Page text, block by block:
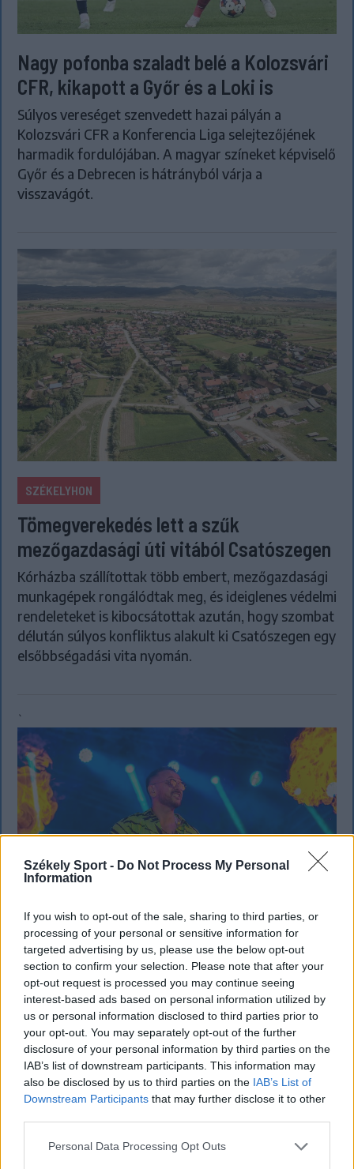
Székely Sport - Do Not Process My Personal
Information
If you wish to opt-out of the sale, sharing to third parties, or
processing of your personal or sensitive information for
targeted advertising by us, please use the below opt-out
section to confirm your selection. Please note that after your
opt-out request is processed you may continue seeing
interest-based ads based on personal information utilized by
us or personal information disclosed to third parties prior to
your opt-out. You may separately opt-out of the further
disclosure of your personal information by third parties on the
IAB’s list of downstream participants. This information may
also be disclosed by us to third parties on the IAB’s List of
Downstream Participants that may further disclose it to other
Personal Data Processing Opt Outs
Nagy pofonba szaladt belé a Kolozsvári
CFR, kikapott a Győr és a Loki is
Súlyos vereséget szenvedett hazai pályán a
Kolozsvári CFR a Konferencia Liga selejtezőjének
harmadik fordulójában. A magyar színeket képviselő
Győr és a Debrecen is hátrányból várja a
visszavágót.
SZÉKELYHON
Tömegverekedés lett a szűk
mezőgazdasági úti vitából Csatószegen
Kórházba szállítottak több embert, mezőgazdasági
munkagépek rongálódtak meg, és ideiglenes védelmi
rendeleteket is kibocsátottak azután, hogy szombat
délután súlyos konfliktus alakult ki Csatószegen egy
elsőbbségadási vita nyomán.
`
KRÓNIKA
Büntetőfeljelentést tett Majka ügyvédje
a romániai telefonszámról érkezett
fenyegetés miatt
Büntetőfeljelentést tett csütörtökön Majka
romániai jogi képviselője a sepsiszentgyörgyi Sic
Feszt fesztiválra tervezett koncert lemondását
kiváltó fenyegetés ügyében.